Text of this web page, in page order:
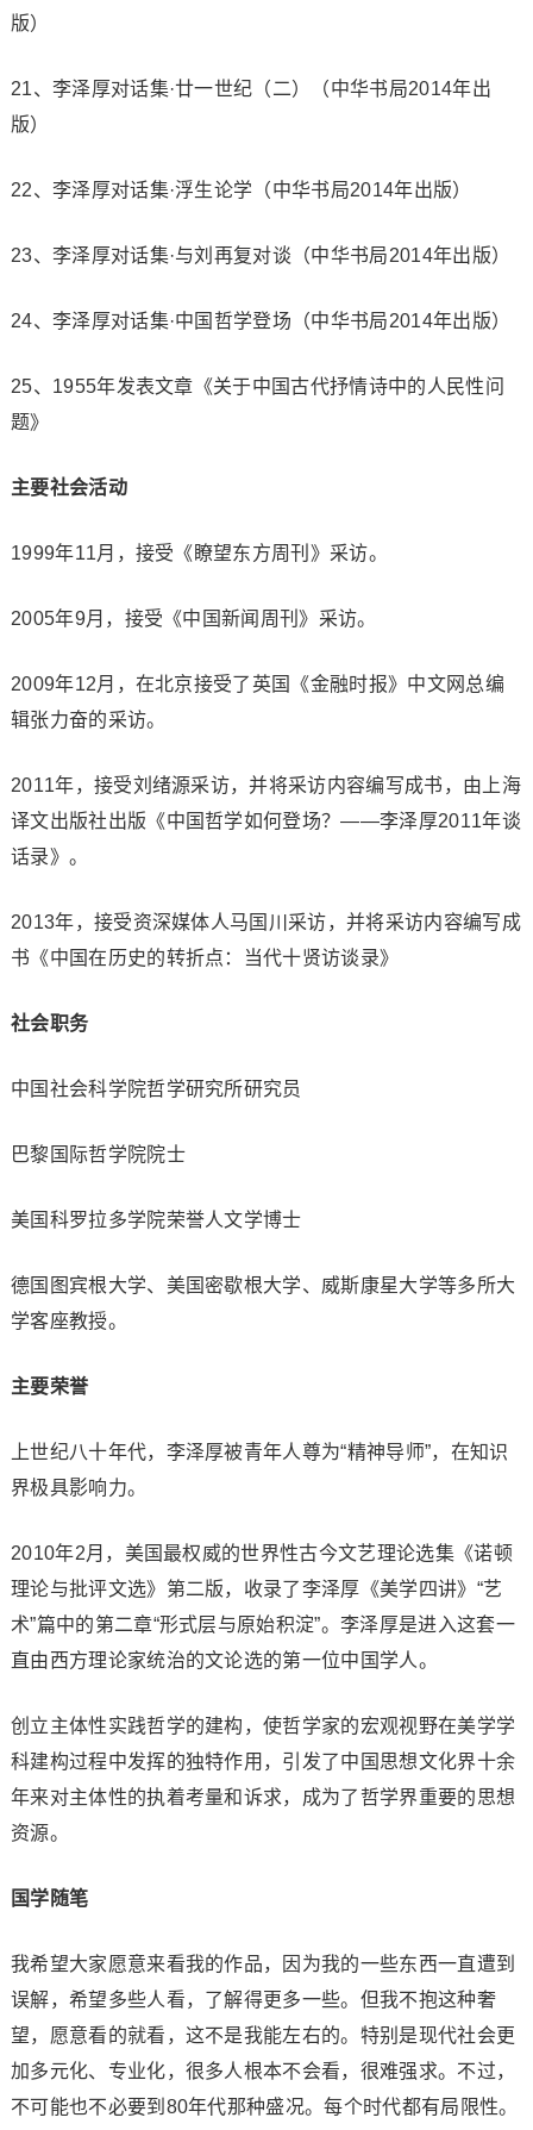
版）
21、李泽厚对话集·廿一世纪（二）（中华书局2014年出
版）
22、李泽厚对话集·浮生论学（中华书局2014年出版）
23、李泽厚对话集·与刘再复对谈（中华书局2014年出版）
24、李泽厚对话集·中国哲学登场（中华书局2014年出版）
25、1955年发表文章《关于中国古代抒情诗中的人民性问
题》
主要社会活动
1999年11月，接受《瞭望东方周刊》采访。
2005年9月，接受《中国新闻周刊》采访。
2009年12月，在北京接受了英国《金融时报》中文网总编
辑张力奋的采访。
2011年，接受刘绪源采访，并将采访内容编写成书，由上海
译文出版社出版《中国哲学如何登场？——李泽厚2011年谈
话录》。
2013年，接受资深媒体人马国川采访，并将采访内容编写成
书《中国在历史的转折点：当代十贤访谈录》
社会职务
中国社会科学院哲学研究所研究员
巴黎国际哲学院院士
美国科罗拉多学院荣誉人文学博士
德国图宾根大学、美国密歇根大学、威斯康星大学等多所大
学客座教授。
主要荣誉
上世纪八十年代，李泽厚被青年人尊为“精神导师”，在知识
界极具影响力。
2010年2月，美国最权威的世界性古今文艺理论选集《诺顿
理论与批评文选》第二版，收录了李泽厚《美学四讲》“艺
术”篇中的第二章“形式层与原始积淀”。李泽厚是进入这套一
直由西方理论家统治的文论选的第一位中国学人。
创立主体性实践哲学的建构，使哲学家的宏观视野在美学学
科建构过程中发挥的独特作用，引发了中国思想文化界十余
年来对主体性的执着考量和诉求，成为了哲学界重要的思想
资源。
国学随笔
我希望大家愿意来看我的作品，因为我的一些东西一直遭到
误解，希望多些人看，了解得更多一些。但我不抱这种奢
望，愿意看的就看，这不是我能左右的。特别是现代社会更
加多元化、专业化，很多人根本不会看，很难强求。不过，
不可能也不必要到80年代那种盛况。每个时代都有局限性。